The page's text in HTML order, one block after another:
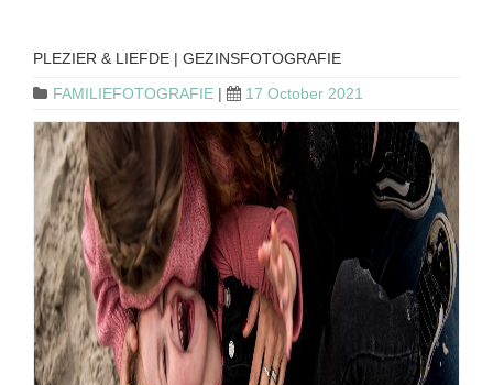
PLEZIER & LIEFDE | GEZINSFOTOGRAFIE
FAMILIEFOTOGRAFIE | 17 October 2021